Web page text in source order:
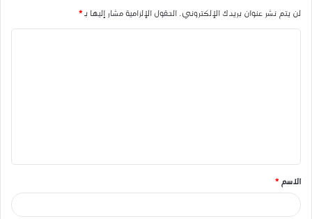
لن يتم نشر عنوان بريدك الإلكتروني. الحقول الإلزامية مشار إليها بـ*
ق
*
الاسم *